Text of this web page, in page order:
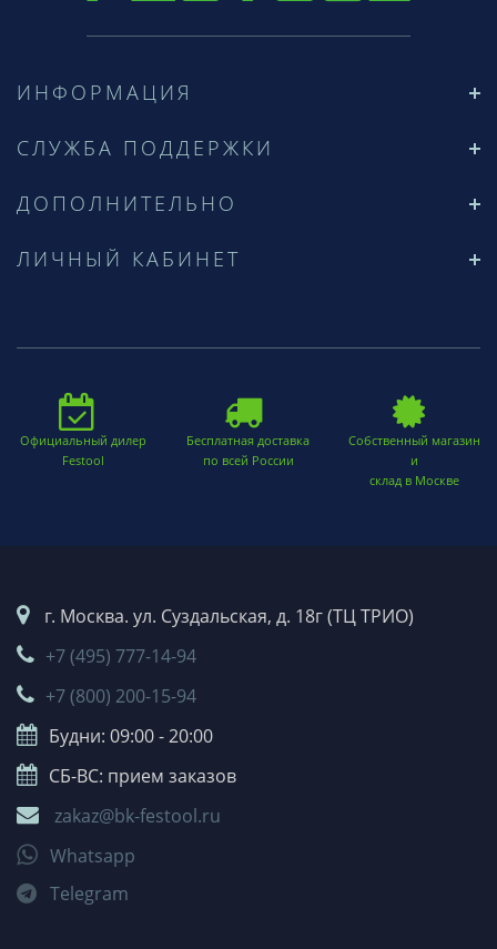
ИНФОРМАЦИЯ
СЛУЖБА ПОДДЕРЖКИ
ДОПОЛНИТЕЛЬНО
ЛИЧНЫЙ КАБИНЕТ
Официальный дилер
Festool
Бесплатная доставка
по всей России
Собственный магазин
и
склад в Москве
г. Москва. ул. Суздальская, д. 18г (ТЦ ТРИО)
+7 (495) 777-14-94
+7 (800) 200-15-94
Будни: 09:00 - 20:00
СБ-ВС: прием заказов
zakaz@bk-festool.ru
Whatsapp
Telegram